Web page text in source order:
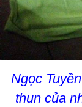
Ngọc
thun của